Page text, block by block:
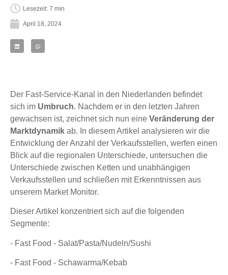
Lesezeit: 7 min
April 18, 2024
Der Fast-Service-Kanal in den Niederlanden befindet
sich im Umbruch. Nachdem er in den letzten Jahren
gewachsen ist, zeichnet sich nun eine Veränderung der
Marktdynamik ab. In diesem Artikel analysieren wir die
Entwicklung der Anzahl der Verkaufsstellen, werfen einen
Blick auf die regionalen Unterschiede, untersuchen die
Unterschiede zwischen Ketten und unabhängigen
Verkaufsstellen und schließen mit Erkenntnissen aus
unserem Market Monitor.
Dieser Artikel konzentriert sich auf die folgenden
Segmente:
- Fast Food - Salat/Pasta/Nudeln/Sushi
- Fast Food - Schawarma/Kebab